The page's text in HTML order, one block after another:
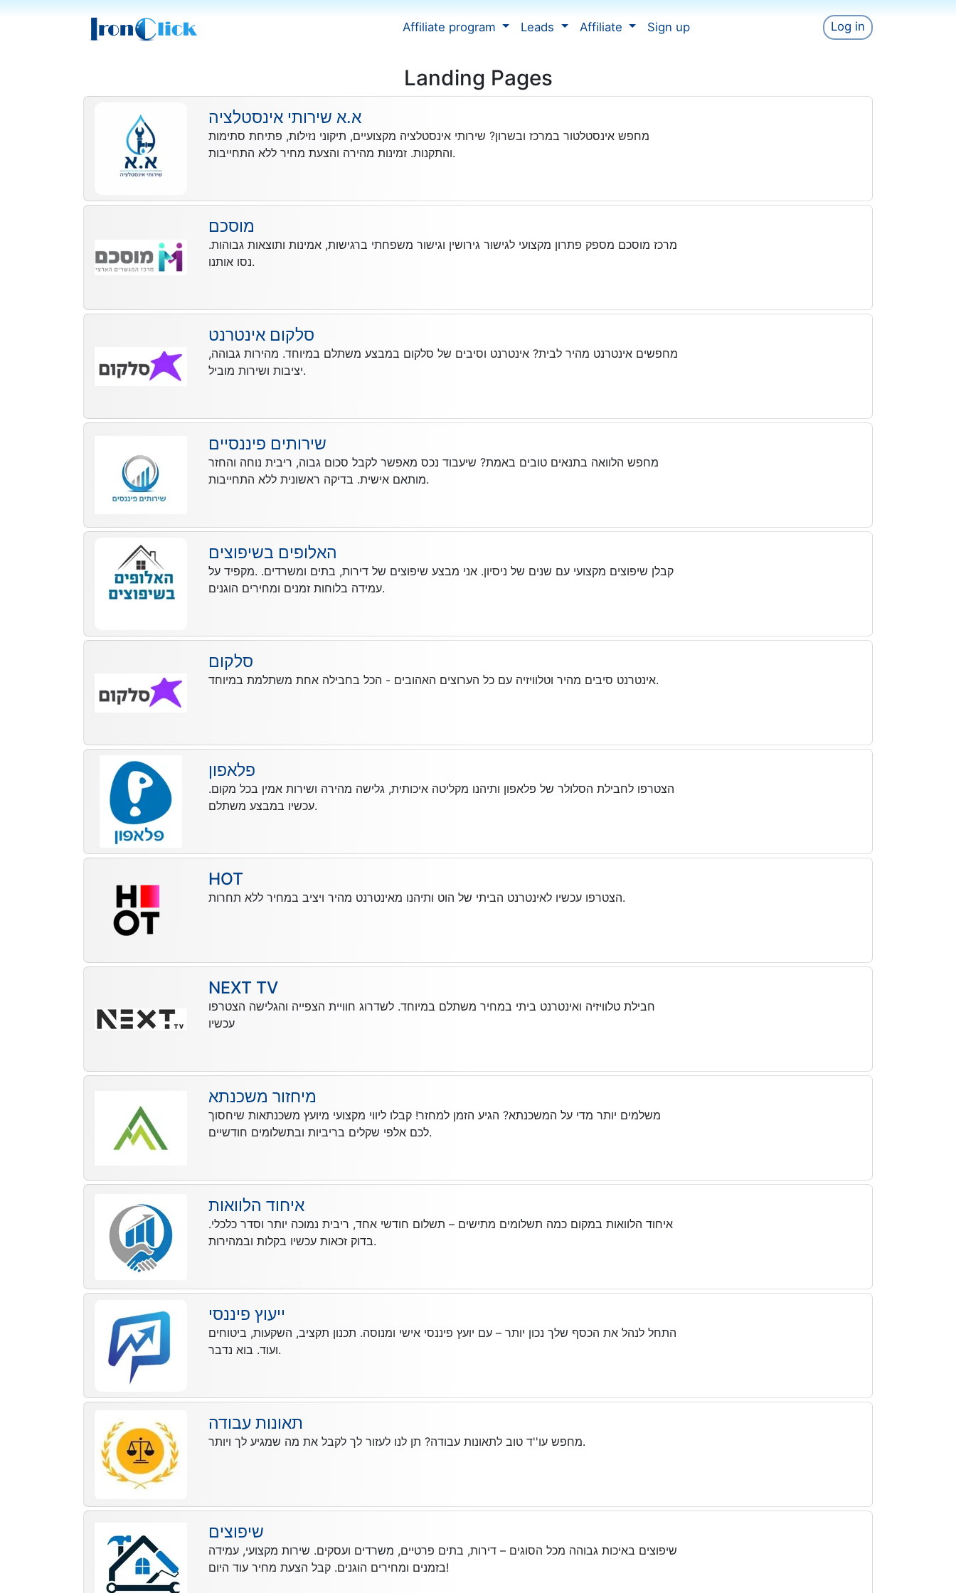
Affiliate program Leads Affiliate Sign up Log in
Landing Pages
א.א שירותי אינסטלציה
מחפש אינסטלטור במרכז ובשרון? שירותי אינסטלציה מקצועיים, תיקוני נזילות, פתיחת סתימות
והתקנות. זמינות מהירה והצעת מחיר ללא התחייבות.
מוסכם
מרכז מוסכם מספק פתרון מקצועי לגישור גירושין וגישור משפחתי ברגישות, אמינות ותוצאות גבוהות.
נסו אותנו.
סלקום אינטרנט
מחפשים אינטרנט מהיר לבית? אינטרנט וסיבים של סלקום במבצע משתלם במיוחד. מהירות גבוהה,
יציבות ושירות מוביל.
שירותים פיננסיים
מחפש הלוואה בתנאים טובים באמת? שיעבוד נכס מאפשר לקבל סכום גבוה, ריבית נוחה והחזר
מותאם אישית. בדיקה ראשונית ללא התחייבות.
האלופים בשיפוצים
קבלן שיפוצים מקצועי עם שנים של ניסיון. אני מבצע שיפוצים של דירות, בתים ומשרדים. .מקפיד על
עמידה בלוחות זמנים ומחירים הוגנים.
סלקום
אינטרנט סיבים מהיר וטלוויזיה עם כל הערוצים האהובים - הכל בחבילה אחת משתלמת במיוחד.
פלאפון
הצטרפו לחבילת הסלולר של פלאפון ותיהנו מקליטה איכותית, גלישה מהירה ושירות אמין בכל מקום.
עכשיו במבצע משתלם.
HOT
הצטרפו עכשיו לאינטרנט הביתי של הוט ותיהנו מאינטרנט מהיר ויציב במחיר ללא תחרות.
NEXT TV
חבילת טלוויזיה ואינטרנט ביתי במחיר משתלם במיוחד. לשדרוג חוויית הצפייה והגלישה הצטרפו
עכשיו
מיחזור משכנתא
משלמים יותר מדי על המשכנתא? הגיע הזמן למחזר! קבלו ליווי מקצועי מיועץ משכנתאות שיחסוך
לכם אלפי שקלים בריביות ובתשלומים חודשיים.
איחוד הלוואות
איחוד הלוואות במקום כמה תשלומים מתישים – תשלום חודשי אחד, ריבית נמוכה יותר וסדר כלכלי.
בדוק זכאות עכשיו בקלות ובמהירות.
ייעוץ פיננסי
התחל לנהל את הכסף שלך נכון יותר – עם יועץ פיננסי אישי ומנוסה. תכנון תקציב, השקעות, ביטוחים
ועוד. בוא נדבר.
תאונות עבודה
מחפש עו''ד טוב לתאונות עבודה? תן לנו לעזור לך לקבל את מה שמגיע לך ויותר.
שיפוצים
שיפוצים באיכות גבוהה מכל הסוגים – דירות, בתים פרטיים, משרדים ועסקים. שירות מקצועי, עמידה
בזמנים ומחירים הוגנים. קבל הצעת מחיר עוד היום!